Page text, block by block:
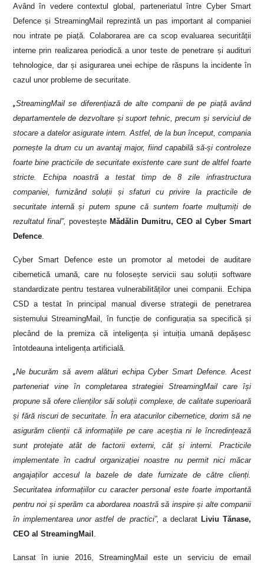
Având în vedere contextul global, parteneriatul între Cyber Smart
Defence și StreamingMail reprezintă un pas important al companiei
nou intrate pe piață. Colaborarea are ca scop evaluarea securității
interne prin realizarea periodică a unor teste de penetrare și audituri
tehnologice, dar și asigurarea unei echipe de răspuns la incidente în
cazul unor probleme de securitate.
„StreamingMail se diferențiază de alte companii de pe piață având
departamentele de dezvoltare și suport tehnic, precum și serviciul de
stocare a datelor asigurate intern. Astfel, de la bun început, compania
pornește la drum cu un avantaj major, fiind capabilă să-și controleze
foarte bine practicile de securitate existente care sunt de altfel foarte
stricte. Echipa noastră a testat timp de 8 zile infrastructura
companiei, furnizând soluții și sfaturi cu privire la practicile de
securitate internă și putem spune că suntem foarte mulțumiți de
rezultatul final”, povesteșteMădălin Dumitru, CEO al Cyber Smart
Defence.
Cyber Smart Defence este un promotor al metodei de auditare
cibernetică umană, care nu folosește servicii sau soluții software
standardizate pentru testarea vulnerabilităților unei companii. Echipa
CSD a testat în principal manual diverse strategii de penetrarea
sistemului StreamingMail, în funcție de configurația sa specifică și
plecând de la premiza că inteligența și intuiția umană depășesc
întotdeauna inteligența artificială.
„Ne bucurăm să avem alături echipa Cyber Smart Defence. Acest
parteneriat vine în completarea strategiei StreamingMail care își
propune să ofere clienților săi soluții complexe, de calitate superioară
și fără riscuri de securitate. În era atacurilor cibernetice, dorim să ne
asigurăm clienții că informațiile pe care aceștia ni le încredințează
sunt protejate atât de factorii externi, cât și interni. Practicile
implementate în cadrul organizației noastre nu permit nici măcar
angajaților accesul la bazele de date furnizate de către clienți.
Securitatea informațiilor cu caracter personal este foarte importantă
pentru noi și sperăm ca abordarea noastră să inspire și alte companii
în implementarea unor astfel de practici”, a declarat Liviu Tănase,
CEO al StreamingMail .
Lansat în iunie 2016, StreamingMail este un serviciu de email